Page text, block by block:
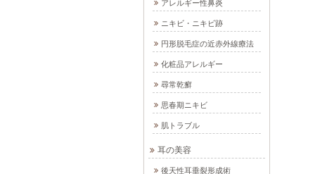
アレルギー性鼻炎
ニキビ・ニキビ跡
円形脱毛症の近赤外線療法
化粧品アレルギー
尋常乾癬
思春期ニキビ
肌トラブル
耳の美容
後天性耳垂裂形成術